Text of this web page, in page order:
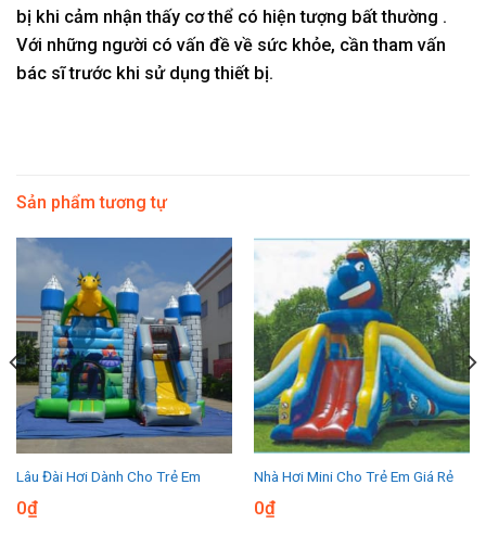
bị khi cảm nhận thấy cơ thể có hiện tượng bất thường .
Với những người có vấn đề về sức khỏe, cần tham vấn
bác sĩ trước khi sử dụng thiết bị.
Sản phẩm tương tự
Lâu Đài Hơi Dành Cho Trẻ Em
0₫
Nhà Hơi Mini Cho Trẻ Em Giá Rẻ
0₫